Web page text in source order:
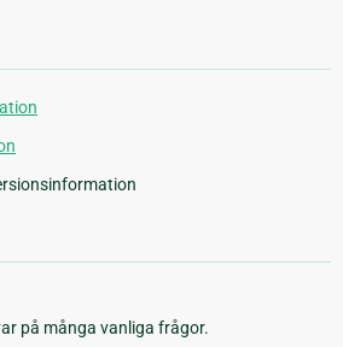
på många vanliga frågor.